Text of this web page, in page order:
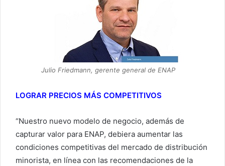
Julio Friedmann, gerente general de ENAP
LOGRAR PRECIOS MÁS COMPETITIVOS
“Nuestro nuevo modelo de negocio, además de
capturar valor para ENAP, debiera aumentar las
condiciones competitivas del mercado de distribución
minorista, en línea con las recomendaciones de la